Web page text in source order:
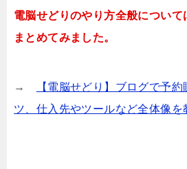
電脳せどりのやり方全般につい
まとめてみました。
→
【電脳せどり】ブログで予
ツ、仕入先やツールなど全体像を